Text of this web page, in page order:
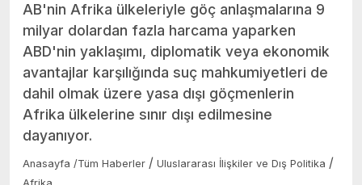
AB'nin Afrika ülkeleriyle göç anlaşmalarına 9
milyar dolardan fazla harcama yaparken
ABD'nin yaklaşımı, diplomatik veya ekonomik
avantajlar karşılığında suç mahkumiyetleri de
dahil olmak üzere yasa dışı göçmenlerin
Afrika ülkelerine sınır dışı edilmesine
dayanıyor.
Anasayfa /Tüm Haberler / Uluslararası İlişkiler ve Dış Politika /